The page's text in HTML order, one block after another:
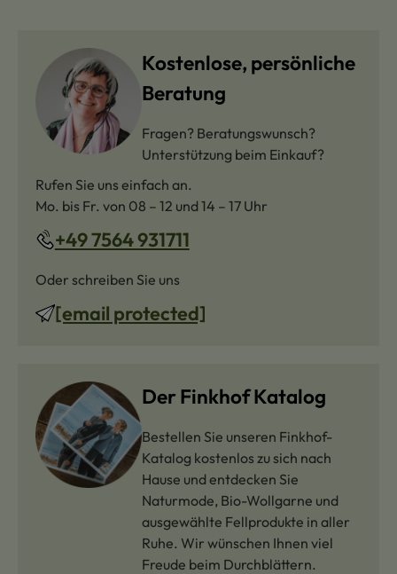
Kostenlose, persönliche
Beratung
Fragen? Beratungswunsch?
Unterstützung beim Einkauf?
Rufen Sie uns einfach an.
Mo. bis Fr. von 08 – 12 und 14 – 17 Uhr
+49 7564 931711
Oder schreiben Sie uns
[email protected]
Der Finkhof Katalog
Bestellen Sie unseren Finkhof-
Katalog kostenlos zu sich nach
Hause und entdecken Sie
Naturmode, Bio-Wollgarne und
ausgewählte Fellprodukte in aller
Ruhe. Wir wünschen Ihnen viel
Freude beim Durchblättern.